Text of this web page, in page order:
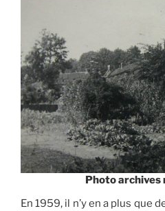
Photo archives
En 1959, il n’y en a plus que